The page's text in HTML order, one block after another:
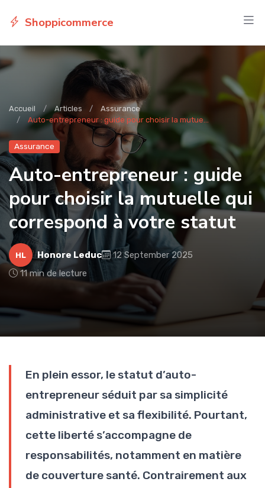
Shoppicommerce
Accueil Articles
Assurance
Auto-entrepreneur : guide pour choisir la mutue...
Assurance
Auto-entrepreneur : guide
pour choisir la mutuelle qui
correspond à votre statut
HL Honore Leduc
12 September 2025
11 min de lecture
En plein essor, le statut d’auto-
entrepreneur séduit par sa simplicité
administrative et sa flexibilité. Pourtant,
cette liberté s’accompagne de
responsabilités, notamment en matière
de couverture santé. Contrairement aux